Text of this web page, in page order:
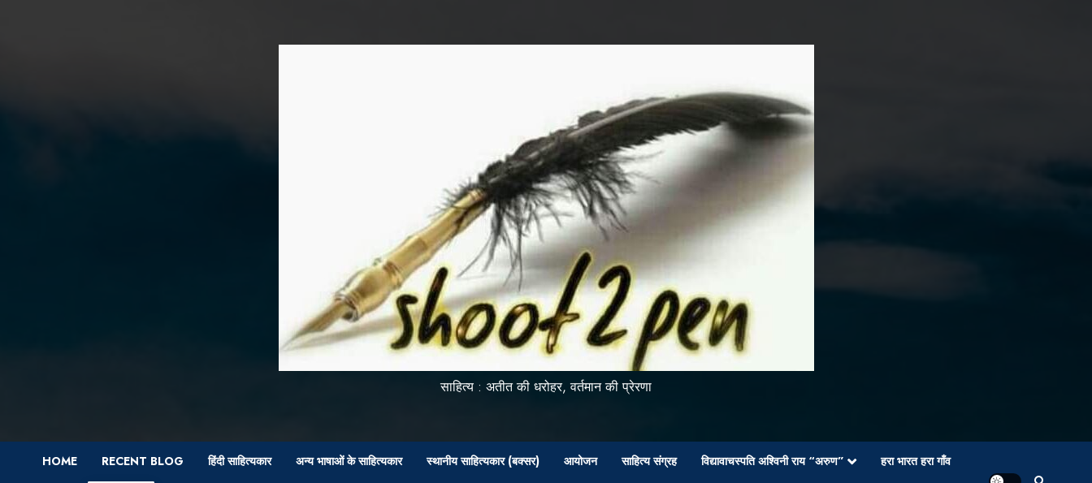
साहित्य : अतीत की धरोहर, वर्तमान की प्रेरणा
HOME RECENT BLOG हिंदी साहित्यकार अन्य भाषाओं के साहित्यकार स्थानीय साहित्यकार (बक्सर) आयोजन साहित्य संग्रह विद्यावाचस्पति अश्विनी राय “अरुण” हरा भारत हरा गाँव